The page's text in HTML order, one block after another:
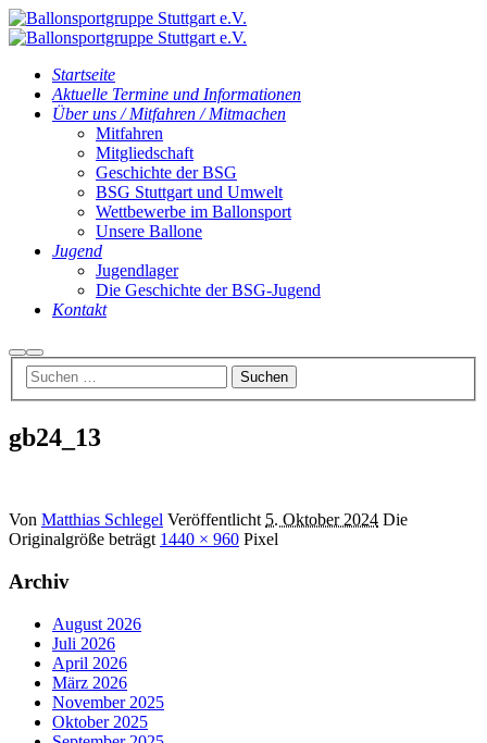
Startseite
Aktuelle Termine und Informationen
Über uns / Mitfahren / Mitmachen
Mitfahren
Mitgliedschaft
Geschichte der BSG
BSG Stuttgart und Umwelt
Wettbewerbe im Ballonsport
Unsere Ballone
Jugend
Jugendlager
Die Geschichte der BSG-Jugend
Kontakt
Suchen
Hauptmenü
gb24_13
Von Matthias Schlegel Veröffentlicht 5. Oktober 2024 Die
Originalgröße beträgt 1440 × 960 Pixel
Archiv
August 2026
Juli 2026
April 2026
März 2026
November 2025
Oktober 2025